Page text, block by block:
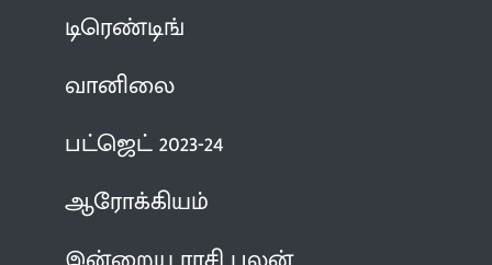
டிரெண்டிங்
வானிலை
பட்ஜெட் 2023-24
ஆரோக்கியம்